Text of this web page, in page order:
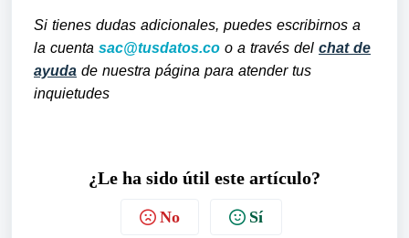
Si tienes dudas adicionales, puedes escribirnos a
la cuenta sac@tusdatos.co o a través del chat de
ayuda de nuestra página para atender tus
inquietudes
¿Le ha sido útil este artículo?
No Sí